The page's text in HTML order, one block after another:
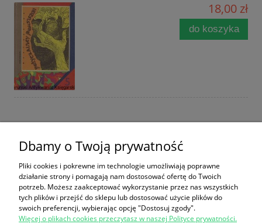
18,00 zł
do koszyka
historyjek, które pozwolą zrozumieć znaczenie
niektórych powiedzeń / Grzegorz Kasdepke
28,00 zł
do koszyka
Dbamy o Twoją prywatność
Pliki cookies i pokrewne im technologie umożliwiają poprawne
działanie strony i pomagają nam dostosować ofertę do Twoich
potrzeb. Możesz zaakceptować wykorzystanie przez nas wszystkich
tych plików i przejść do sklepu lub dostosować użycie plików do
swoich preferencji, wybierając opcję "Dostosuj zgody".
Więcej o plikach cookies przeczytasz w naszej Polityce prywatności.